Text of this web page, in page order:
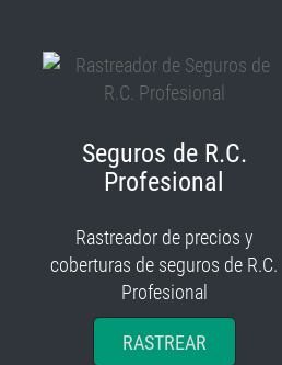
Seguros de R.C.
Profesional
Rastreador de precios y
coberturas de seguros de R.C.
Profesional
RASTREAR